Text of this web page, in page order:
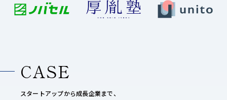
CASE
スタートアップから成長企業まで、